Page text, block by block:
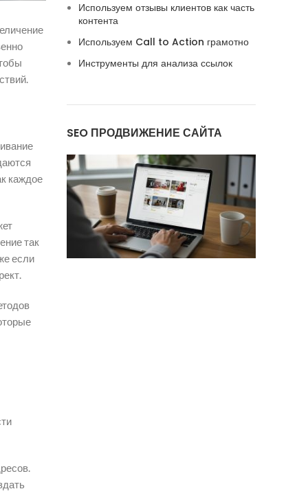
каждое
так
если
Используем отзывы клиентов как часть
контента
Используем Call to Action грамотно
Инструменты для анализа ссылок
SEO ПРОДВИЖЕНИЕ САЙТА